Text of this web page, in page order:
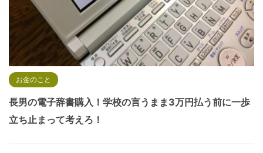
お金のこと
長男の電子辞書購入！学校の言うまま3万円払う前に一歩
立ち止まって考えろ！